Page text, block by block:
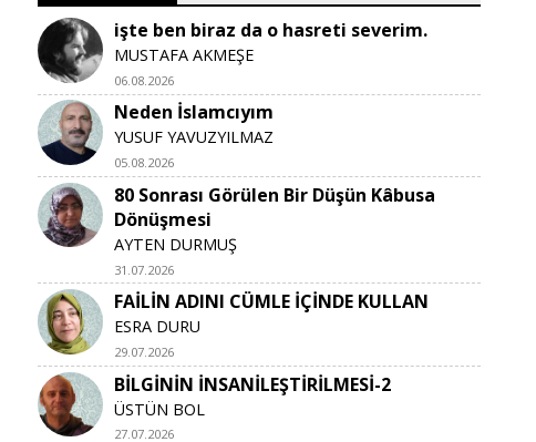
işte ben biraz da o hasreti severim.
MUSTAFA AKMEŞE
06.08.2026
Neden İslamcıyım
YUSUF YAVUZYILMAZ
05.08.2026
80 Sonrası Görülen Bir Düşün Kâbusa
Dönüşmesi
AYTEN DURMUŞ
31.07.2026
FAİLİN ADINI CÜMLE İÇİNDE KULLAN
ESRA DURU
29.07.2026
BİLGİNİN İNSANİLEŞTİRİLMESİ-2
ÜSTÜN BOL
27.07.2026